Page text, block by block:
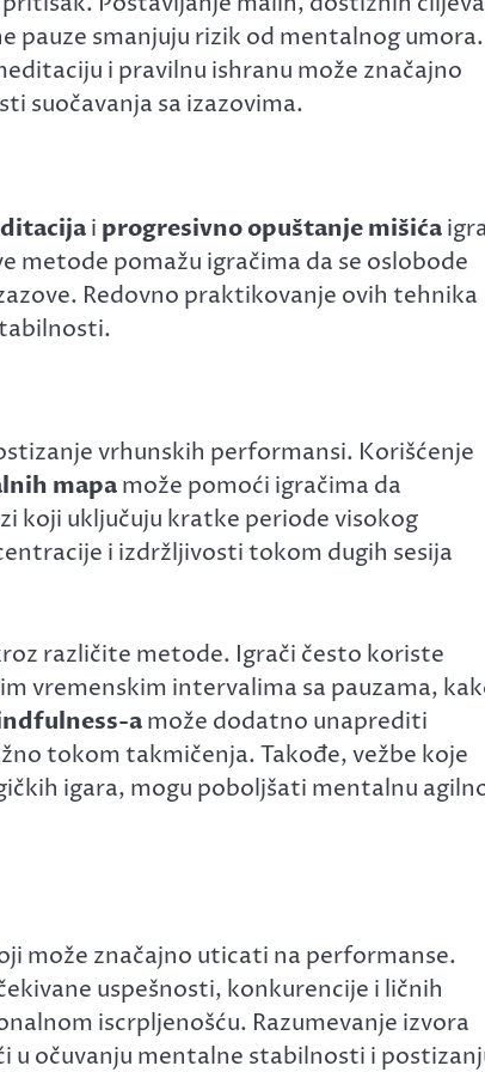
pauze smanjuju rizik od mentalnog umora.
i pravilnu ishranu može značajno
suočavanja sa izazovima.
i progresivno opuštanje mišića
metode pomažu igračima da se oslobode
Redovno praktikovanje ovih tehnika
vrhunskih performansi. Korišćenje
mapamože pomoći igračima da
koji uključuju kratke periode visokog
i izdržljivosti tokom dugih sesija
različite metode. Igrači često koriste
vremenskim intervalima sa pauzama,
amože dodatno unaprediti
tokom takmičenja. Takođe, vežbe koje
igara, mogu poboljšati mentalnu
može značajno uticati na performanse.
uspešnosti, konkurencije i ličnih
iscrpljenošću. Razumevanje izvora
očuvanju mentalne stabilnosti i